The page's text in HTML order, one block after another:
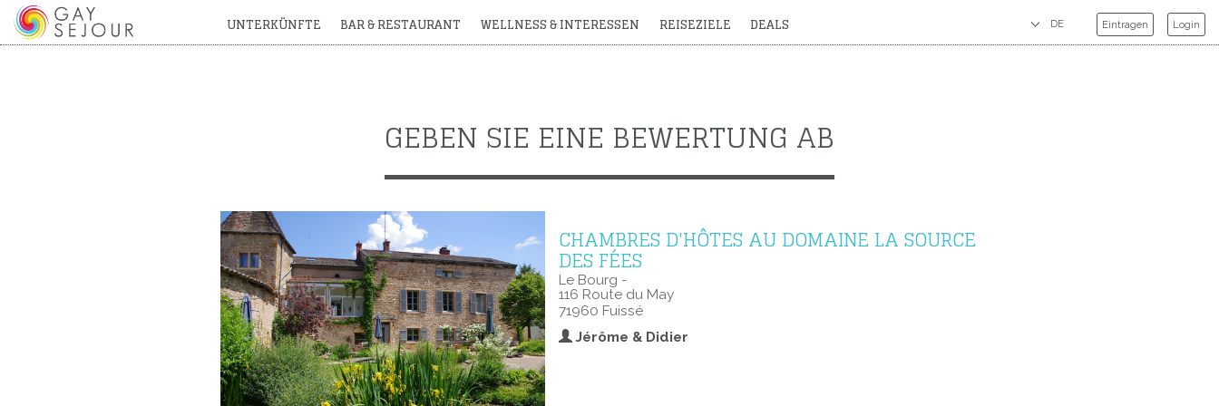
UNTERKÜNFTE BAR & RESTAURANT WELLNESS & INTERESSEN REISEZIELE DEALS Eintragen Login
GEBEN SIE EINE BEWERTUNG AB
CHAMBRES D'HÔTES AU DOMAINE LA SOURCE
DES FÉES
Le Bourg -
116 Route du May
71960 Fuissé
Jérôme & Didier